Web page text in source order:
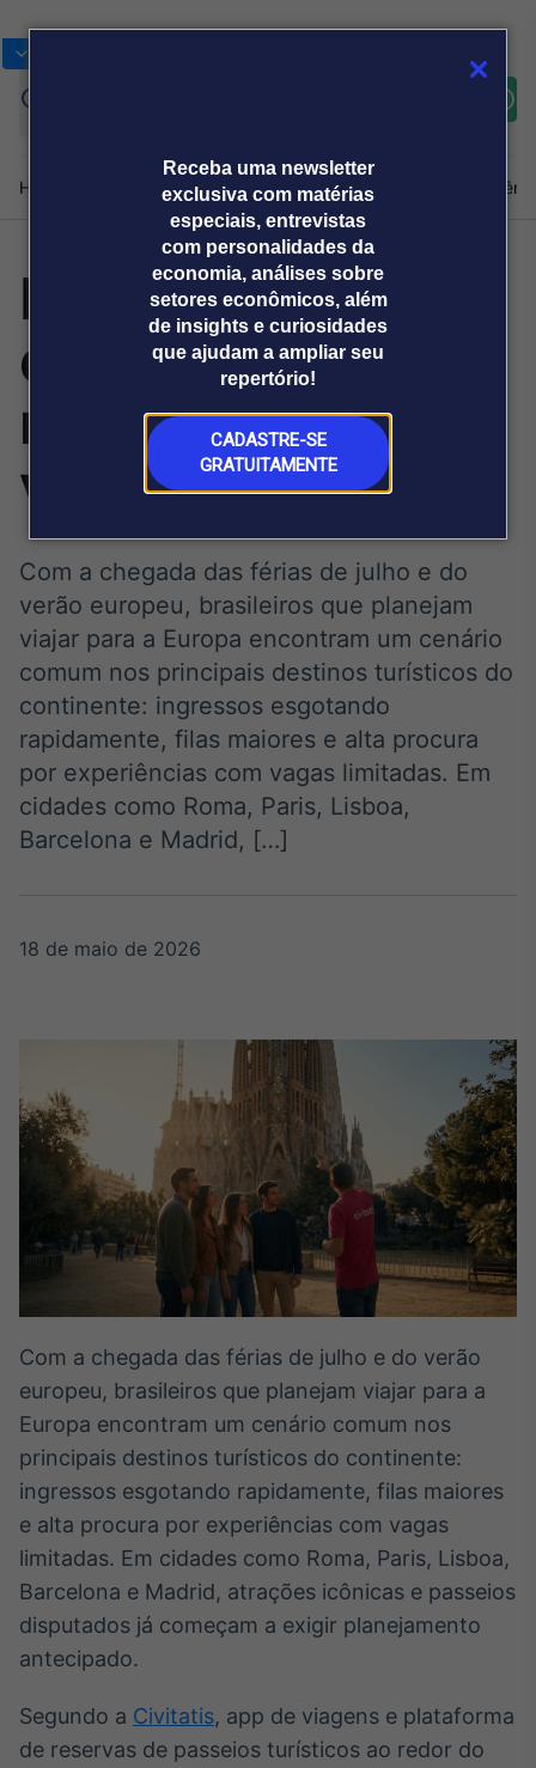
Receba uma newsletter
exclusiva com matérias
especiais, entrevistas
com personalidades da
economia, análises sobre
setores econômicos, além
de insights e curiosidades
que ajudam a ampliar seu
repertório!
CADASTRE-SE
GRATUITAMENTE
Home Produtos e soluçõesNotíciasBlogWeekend
Plataformas
Broadcast
Broadcast+
O mercado
financeiro em
tempo real
Broadcast
Agro
Tudo sobre o
agronegócio
Broadcast
Político
Os bastidores da
política em tempo
real
Broadcast
White Label
Plataforma para
conteúdos
personalizados
Soluções de Dados
e Conteúdos
Broadcast
Plataforma para
negociação de
ativos
Datafeed
APIs para
integração de
dados
Broadcast
headlines de
notícias
Sobre nós Releases Broadcast
Prêmio Broadcast
Analistas
Prêmio Broadcast
Empresas
Agências de
comunicação
Releases
Europa em julho:
que atrações
reservar antes da
viagem?
Com a chegada das férias de julho e do
verão europeu, brasileiros que planejam
viajar para a Europa encontram um cenário
comum nos principais destinos turísticos do
continente: ingressos esgotando
rapidamente, filas maiores e alta procura
por experiências com vagas limitadas. Em
cidades como Roma, Paris, Lisboa,
Barcelona e Madrid, […]
18 de maio de 2026
Com a chegada das férias de julho e do verão
europeu, brasileiros que planejam viajar para a
Europa encontram um cenário comum nos
principais destinos turísticos do continente:
ingressos esgotando rapidamente, filas maiores
e alta procura por experiências com vagas
limitadas. Em cidades como Roma, Paris, Lisboa,
Barcelona e Madrid, atrações icônicas e passeios
disputados já começam a exigir planejamento
antecipado.
Segundo a Civitatis, app de viagens e plataforma
de reservas de passeios turísticos ao redor do